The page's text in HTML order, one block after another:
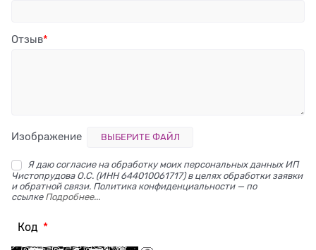
Отзыв
Изображение ВЫБЕРИТЕ ФАЙЛ
Я даю согласие на обработку моих персональных данных ИП
Чистопрудова О.С. (ИНН 644010061717) в целях обработки заявки
и обратной связи. Политика конфиденциальности — по
ссылке Подробнее...
Код